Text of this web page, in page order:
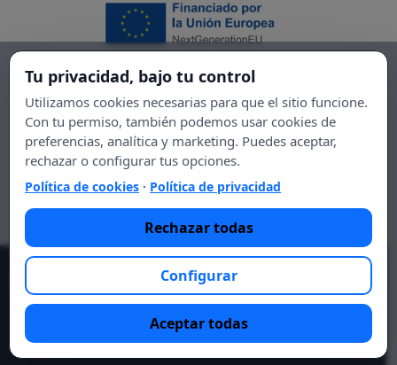
Lo esencial es tu salud, lo esencial
eres tú.
Política de privacidad
Tu privacidad, bajo tu control
Utilizamos cookies necesarias para que el sitio funcione.
Con tu permiso, también podemos usar cookies de
preferencias, analítica y marketing. Puedes aceptar,
rechazar o configurar tus opciones.
Política de cookies · Política de privacidad
Rechazar todas
Configurar
Aceptar todas